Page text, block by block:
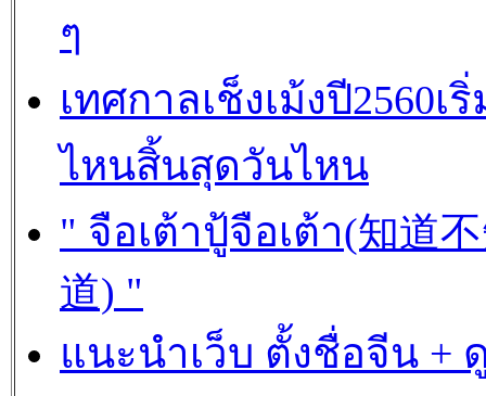
ๆ
เทศกาลเช็งเม้งปี2560เ
ไหนสิ้นสุดวันไหน
" จือเต้าปู้จือเต้า(知道
道) "
แนะนำเว็บ ตั้งชื่อจีน +